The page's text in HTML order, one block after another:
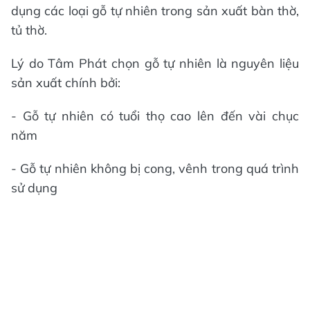
dụng các loại gỗ tự nhiên trong sản xuất bàn thờ,
tủ thờ.
Lý do Tâm Phát chọn gỗ tự nhiên là nguyên liệu
sản xuất chính bởi:
- Gỗ tự nhiên có tuổi thọ cao lên đến vài chục
năm
- Gỗ tự nhiên không bị cong, vênh trong quá trình
sử dụng